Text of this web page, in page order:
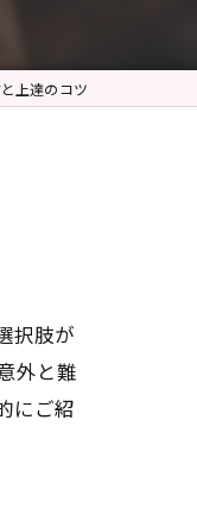
上達のコツ
択肢が
外と難
にご紹